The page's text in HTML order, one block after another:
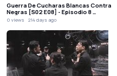
Guerra De Cucharas Blancas Contra
Negras [S02 E08] - Episodio 8 …
0 views 214 days ago